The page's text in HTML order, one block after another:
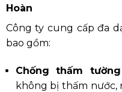
Hoàn
Công ty cung cấp đa
bao gồm:
Chống thấm
không bị thấm nước,